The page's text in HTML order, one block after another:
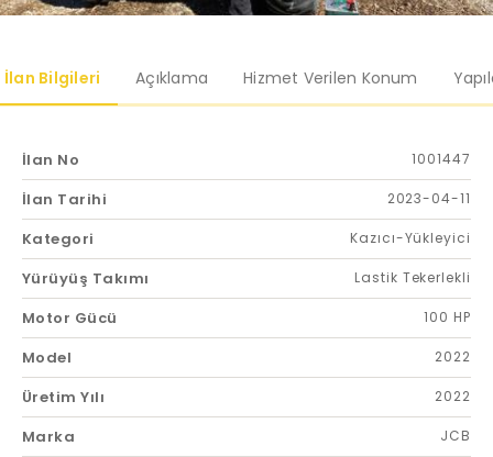
İlan Bilgileri Açıklama Hizmet Verilen Konum
İlan No 1001447
İlan Tarihi 2023-04-11
Kategori Kazıcı-Yükleyici
Yürüyüş Takımı Lastik Tekerlekli
Motor Gücü 100 HP
Model 2022
Üretim Yılı 2022
Marka JCB